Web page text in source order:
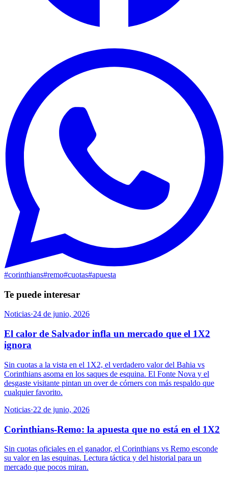
#corinthians#remo#cuotas#apuesta
Te puede interesar
Noticias·24 de junio, 2026
El calor de Salvador infla un mercado que el 1X2
ignora
Sin cuotas a la vista en el 1X2, el verdadero valor del Bahia vs
Corinthians asoma en los saques de esquina. El Fonte Nova y el
desgaste visitante pintan un over de córners con más respaldo que
cualquier favorito.
Noticias·22 de junio, 2026
Corinthians-Remo: la apuesta que no está en el 1X2
Sin cuotas oficiales en el ganador, el Corinthians vs Remo esconde
su valor en las esquinas. Lectura táctica y del historial para un
mercado que pocos miran.